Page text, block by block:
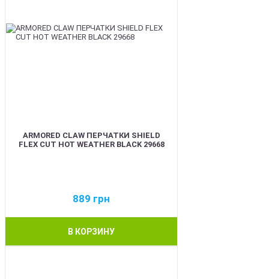
ARMORED CLAW ПЕРЧАТКИ SHIELD
FLEX CUT HOT WEATHER BLACK 29668
889 грн
В КОРЗИНУ